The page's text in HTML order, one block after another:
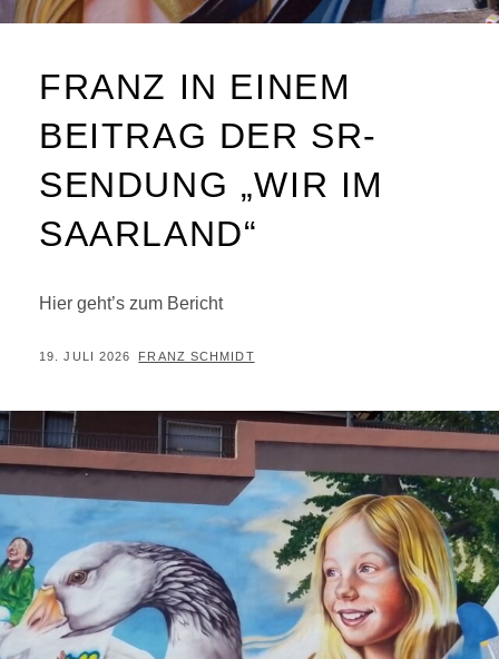
FRANZ IN EINEM
BEITRAG DER SR-
SENDUNG „WIR IM
SAARLAND“
Hier geht’s zum Bericht
POSTED
19. JULI 2026 BY
FRANZ SCHMIDT